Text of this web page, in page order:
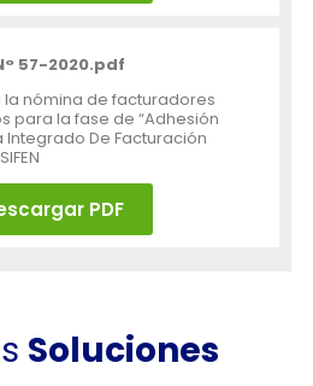
57-2020.pdf
la nómina de facturadores
para la fase de “Adhesión
Integrado De Facturación
PDF
Soluciones